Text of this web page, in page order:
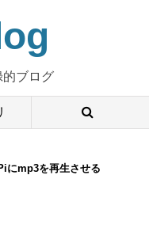
的ブログ
にmp3を再生させる